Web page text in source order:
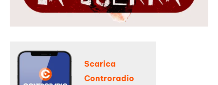
Scarica
Controradio